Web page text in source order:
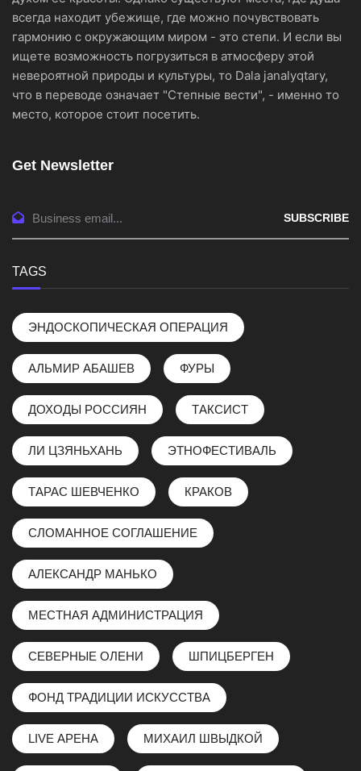
всегда находит убежище, где можно почувствовать
гармонию с окружающим миром - это степи. И если вы
ищете возможность погрузиться в атмосферу этой
невероятной природы и культуры, то Dala janalyqtary,
что в переводе означает "Степные вести", - именно то
место, которое стоит посетить.
Get Newsletter
SUBSCRIBE
TAGS
ЭНДОCКОПИЧЕСКАЯ ОПЕРАЦИЯ
АЛЬМИР АБАШЕВ ФУРЫ
ДОХОДЫ РОССИЯН ТАКСИСТ
ЛИ ЦЗЯНЬХАНЬ ЭТНОФЕСТИВАЛЬ
ТАРАС ШЕВЧЕНКО КРАКОВ
СЛОМАННОЕ СОГЛАШЕНИЕ
АЛЕКСАНДР МАНЬКО
МЕСТНАЯ АДМИНИСТРАЦИЯ
СЕВЕРНЫЕ ОЛЕНИ ШПИЦБЕРГЕН
ФОНД ТРАДИЦИИ ИСКУССТВА
LIVE АРЕНА МИХАИЛ ШВЫДКОЙ